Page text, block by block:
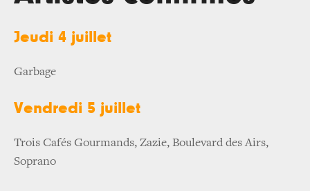
Jeudi 4 juillet
Garbage
Vendredi 5 juillet
Trois Cafés Gourmands, Zazie, Boulevard des Airs,
Soprano